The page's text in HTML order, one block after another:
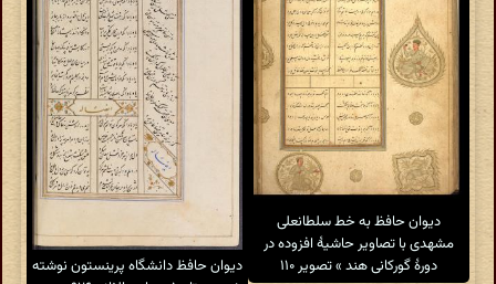
دیوان حافظ به خط سلطانعلی
مشهدی با تصاویر حاشیهٔ افزوده در
دورهٔ گورکانی هند » تصویر ۱۱۰
دیوان حافظ دانشگاه پرینستون نوشته